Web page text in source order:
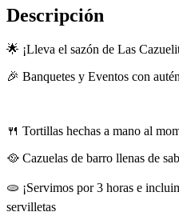
Descripción
🌟 ¡Lleva el sazón de Las
🎉 Banquetes y Eventos con
🍴 Tortillas hechas a mano al
🥘 Cazuelas de barro llenas de
🫓 ¡Servimos por 3 horas e
servilletas